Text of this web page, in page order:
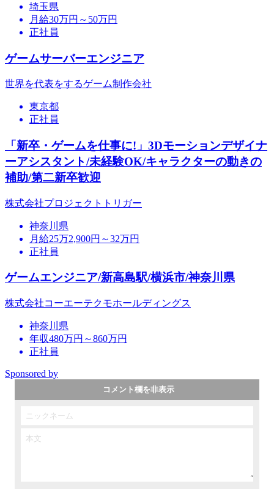
埼玉県
月給30万円～50万円
正社員
ゲームサーバーエンジニア
世界を代表をするゲーム制作会社
東京都
正社員
「新卒・ゲームを仕事に!」3Dモーションデザイナ
ーアシスタント/未経験OK/キャラクターの動きの
補助/第二新卒歓迎
株式会社プロジェクトトリガー
神奈川県
月給25万2,900円～32万円
正社員
ゲームエンジニア/新高島駅/横浜市/神奈川県
株式会社コーエーテクモホールディングス
神奈川県
年収480万円～860万円
正社員
Sponsored by
コメント欄を非表示